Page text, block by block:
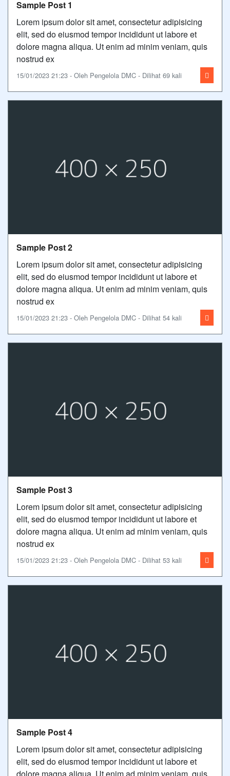
Sample Post 1
Lorem ipsum dolor sit amet, consectetur adipisicing
elit, sed do eiusmod tempor incididunt ut labore et
dolore magna aliqua. Ut enim ad minim veniam, quis
nostrud ex
15/01/2023 21:23 - Oleh Pengelola DMC - Dilihat 69 kali
Sample Post 2
Lorem ipsum dolor sit amet, consectetur adipisicing
elit, sed do eiusmod tempor incididunt ut labore et
dolore magna aliqua. Ut enim ad minim veniam, quis
nostrud ex
15/01/2023 21:23 - Oleh Pengelola DMC - Dilihat 54 kali
Sample Post 3
Lorem ipsum dolor sit amet, consectetur adipisicing
elit, sed do eiusmod tempor incididunt ut labore et
dolore magna aliqua. Ut enim ad minim veniam, quis
nostrud ex
15/01/2023 21:23 - Oleh Pengelola DMC - Dilihat 53 kali
Sample Post 4
Lorem ipsum dolor sit amet, consectetur adipisicing
elit, sed do eiusmod tempor incididunt ut labore et